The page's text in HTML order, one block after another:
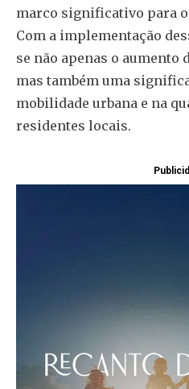
marco significativo para
Com a implementação
se não apenas o aumento
mas também uma
mobilidade urbana e na
residentes locais.